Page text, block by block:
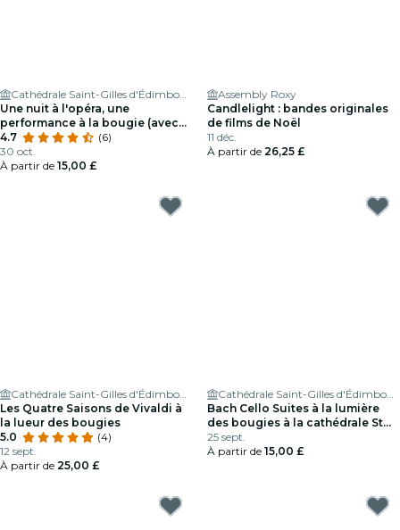
Cathédrale Saint-Gilles d'Édimbourg
Une nuit à l'opéra, une
performance à la bougie (avec
Nessun Dorma) à la cathédrale
de St Giles
4.7
(6)
30 oct.
À partir de 15,00 £
Assembly Roxy
Candlelight : bandes originales
de films de Noël
11 déc.
À partir de 26,25 £
Cathédrale Saint-Gilles d'Édimbourg
Les Quatre Saisons de Vivaldi à
la lueur des bougies
5.0
(4)
12 sept.
À partir de 25,00 £
Cathédrale Saint-Gilles d'Édimbourg
Bach Cello Suites à la lumière
des bougies à la cathédrale St
Giles
25 sept.
À partir de 15,00 £